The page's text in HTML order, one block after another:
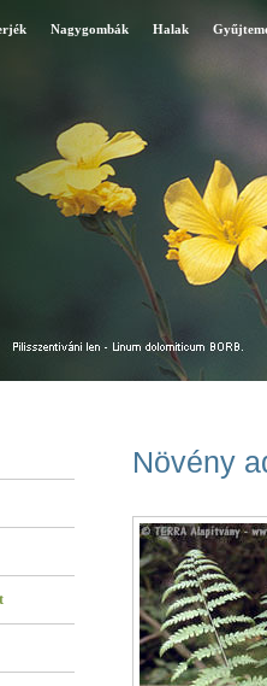
Nagygombák Halak
Növény